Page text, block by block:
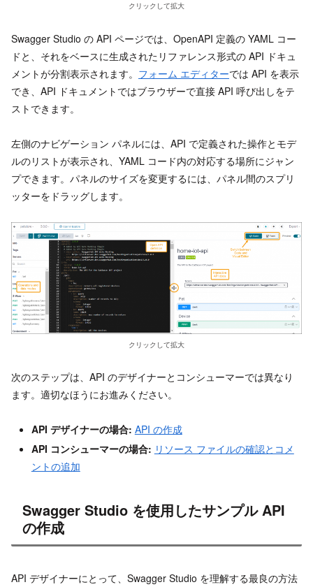
クリックして拡大
Swagger Studio の API ページでは、OpenAPI 定義の YAML コー
ドと、それをベースに生成されたリファレンス形式の API ドキュ
メントが分割表示されます。 フォーム エディターでは API を表示
でき、API ドキュメントではブラウザーで直接 API 呼び出しをテ
ストできます。
左側のナビゲーション パネルには、API で定義された操作とモデ
ルのリストが表示され、YAML コード内の対応する場所にジャン
プできます。パネルのサイズを変更するには、パネル間のスプリ
ッターをドラッグします。
クリックして拡大
次のステップは、API のデザイナーとコンシューマーでは異なり
ます。適切なほうにお進みください。
API デザイナーの場合: API の作成
API コンシューマーの場合: リソース ファイルの確認とコメ
ントの追加
Swagger Studio を使用したサンプル API
の作成
API デザイナーにとって、Swagger Studio を理解する最良の方法